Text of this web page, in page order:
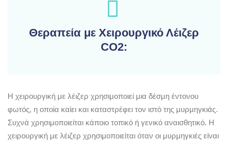
Θεραπεία με Χειρουργικό Λέιζερ
CO2:
Η χειρουργική με λέιζερ χρησιμοποιεί μια δέσμη έντονου
φωτός, η οποία καίει και καταστρέφει τον ιστό της μυρμηγκιάς.
Συχνά χρησιμοποιείται κάποιο τοπικό ή γενικό αναισθητικό. Η
χειρουργική με λέιζερ χρησιμοποιείται όταν οι μυρμηγκιές είναι